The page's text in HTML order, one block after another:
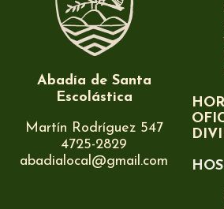
Abadía de Santa
Escolástica
Martín Rodríguez 547
4725-2829
abadialocal@gmail.com